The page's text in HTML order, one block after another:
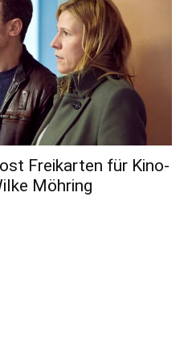
Freikarten für Kino-
Möhring